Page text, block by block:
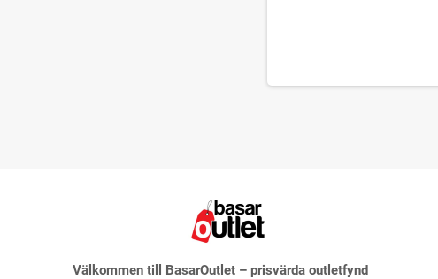
Välkommen till BasarOutlet – prisvärda outletfynd